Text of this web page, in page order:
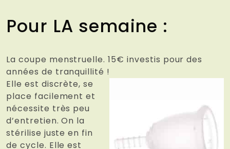
Pour LA semaine :
La coupe menstruelle. 15€ investis pour des
années de tranquillité !
Elle est discrète, se
place facilement et
nécessite très peu
d’entretien. On la
stérilise juste en fin
de cycle. Elle est